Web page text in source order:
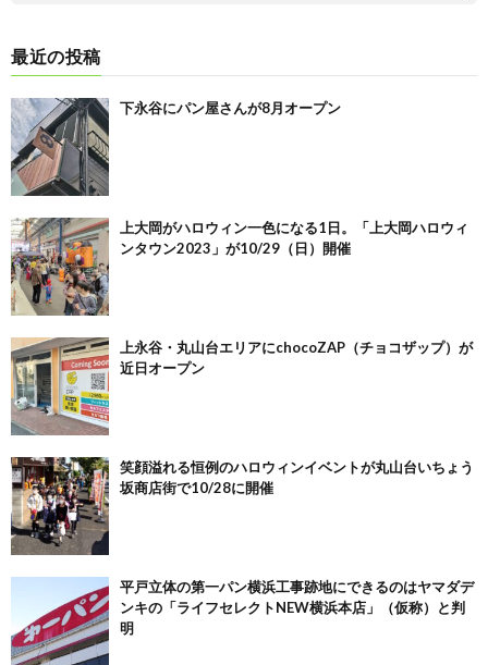
最近の投稿
下永谷にパン屋さんが8月オープン
上大岡がハロウィン一色になる1日。「上大岡ハロウィ
ンタウン2023」が10/29（日）開催
上永谷・丸山台エリアにchocoZAP（チョコザップ）が
近日オープン
笑顔溢れる恒例のハロウィンイベントが丸山台いちょう
坂商店街で10/28に開催
平戸立体の第一パン横浜工事跡地にできるのはヤマダデ
ンキの「ライフセレクトNEW横浜本店」（仮称）と判
明